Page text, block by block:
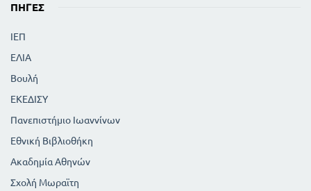
ΠΗΓΈΣ
ΙΕΠ
ΕΛΙΑ
Βουλή
ΕΚΕΔΙΣΥ
Πανεπιστήμιο Ιωαννίνων
Εθνική Βιβλιοθήκη
Ακαδημία Αθηνών
Σχολή Μωραϊτη